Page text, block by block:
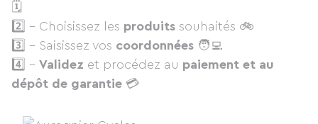
🗓
2️⃣ - Choisissez les produits souhaités 🚲
3️⃣ - Saisissez vos coordonnées 🧑‍💻
4️⃣ - Validez et procédez au paiement et au
dépôt de garantie 💳